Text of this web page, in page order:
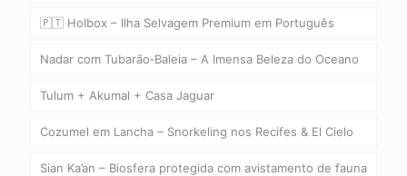
🇵🇹 Holbox – Ilha Selvagem Premium em Português
Nadar com Tubarão‑Baleia – A Imensa Beleza do Oceano
Tulum + Akumal + Casa Jaguar
Cozumel em Lancha – Snorkeling nos Recifes & El Cielo
Sian Ka’an – Biosfera protegida com avistamento de fauna